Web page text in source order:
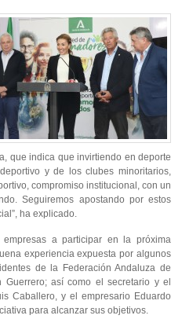
que indica que invirtiendo en deporte
y de los clubes minoritarios,
compromiso institucional, con un
Seguiremos apostando por estos
ha explicado.
a participar en la próxima
experiencia expuesta por algunos
de la Federación Andaluza de
así como el secretario y el
Caballero, y el empresario Eduardo
para alcanzar sus objetivos.